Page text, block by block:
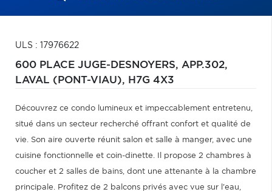
ULS : 17976622
600 PLACE JUGE-DESNOYERS, APP.302,
LAVAL (PONT-VIAU), H7G 4X3
Découvrez ce condo lumineux et impeccablement entretenu,
situé dans un secteur recherché offrant confort et qualité de
vie. Son aire ouverte réunit salon et salle à manger, avec une
cuisine fonctionnelle et coin-dinette. Il propose 2 chambres à
coucher et 2 salles de bains, dont une attenante à la chambre
principale. Profitez de 2 balcons privés avec vue sur l'eau,